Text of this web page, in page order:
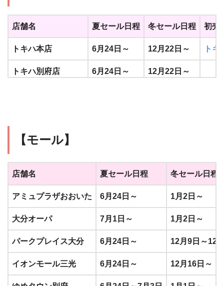
店舗名 夏セール日程 冬セール日程 初売
トキハ本店 6月24日～ 12月22日～ ト
トキハ別府店 6月24日～ 12月22日～
【モール】
店舗名 夏セール日程 冬セール日程
アミュプラザおおいた 6月24日～ 1月2日～
大分オーパ 7月1日～ 1月2日～
パークプレイス大分 6月24日～ 12月9日～12
イオンモール三光 6月24日～ 12月16日～